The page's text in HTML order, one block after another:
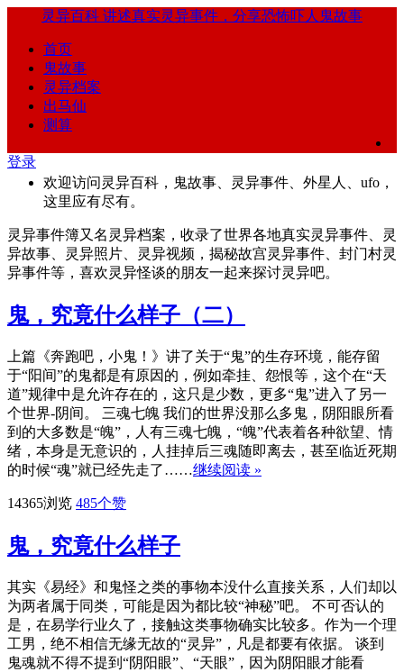
灵异百科 讲述真实灵异事件，分享恐怖吓人鬼故事
首页
鬼故事
灵异档案
出马仙
测算
登录
欢迎访问灵异百科，鬼故事、灵异事件、外星人、ufo，
这里应有尽有。
灵异事件簿又名灵异档案，收录了世界各地真实灵异事件、灵
异故事、灵异照片、灵异视频，揭秘故宫灵异事件、封门村灵
异事件等，喜欢灵异怪谈的朋友一起来探讨灵异吧。
鬼，究竟什么样子（二）
上篇《奔跑吧，小鬼！》讲了关于“鬼”的生存环境，能存留
于“阳间”的鬼都是有原因的，例如牵挂、怨恨等，这个在“天
道”规律中是允许存在的，这只是少数，更多“鬼”进入了另一
个世界-阴间。 三魂七魄 我们的世界没那么多鬼，阴阳眼所看
到的大多数是“魄”，人有三魂七魄，“魄”代表着各种欲望、情
绪，本身是无意识的，人挂掉后三魂随即离去，甚至临近死期
的时候“魂”就已经先走了……继续阅读 »
14365浏览 485个赞
鬼，究竟什么样子
其实《易经》和鬼怪之类的事物本没什么直接关系，人们却以
为两者属于同类，可能是因为都比较“神秘”吧。 不可否认的
是，在易学行业久了，接触这类事物确实比较多。作为一个理
工男，绝不相信无缘无故的“灵异”，凡是都要有依据。 谈到
鬼魂就不得不提到“阴阳眼”、“天眼”，因为阴阳眼才能看